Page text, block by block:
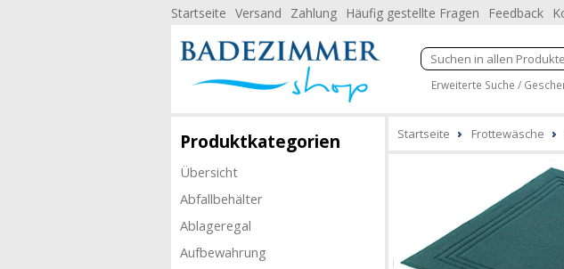
Startseite Versand Zahlung Häufig gestellte Fragen Feedback
Erweiterte Suche /
Produktkategorien
Übersicht
Abfallbehälter
Ablageregal
Aufbewahrung
Startseite Frottewäsche